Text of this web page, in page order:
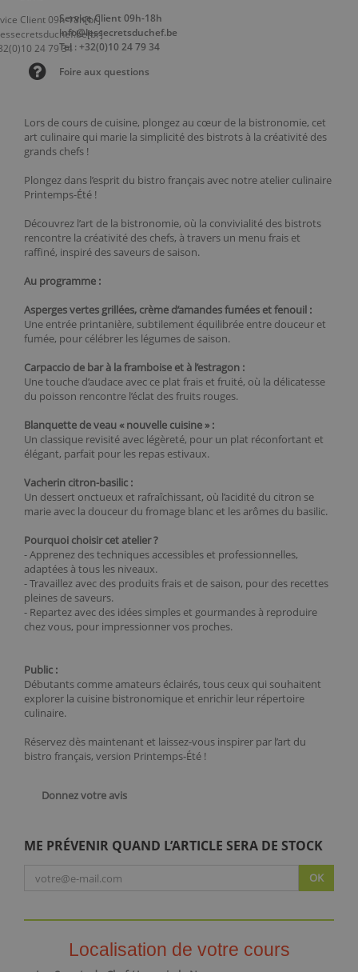
Lors de cours de cuisine, plongez au cœur de la bistronomie, cet
art culinaire qui marie la simplicité des bistrots à la créativité des
grands chefs !
Plongez dans l’esprit du bistro français avec notre atelier culinaire
Printemps-Été !
Découvrez l’art de la bistronomie, où la convivialité des bistrots
rencontre la créativité des chefs, à travers un menu frais et
raffiné, inspiré des saveurs de saison.
Au programme :
Asperges vertes grillées, crème d’amandes fumées et fenouil :
Une entrée printanière, subtilement équilibrée entre douceur et
fumée, pour célébrer les légumes de saison.
Carpaccio de bar à la framboise et à l’estragon :
Une touche d’audace avec ce plat frais et fruité, où la délicatesse
du poisson rencontre l’éclat des fruits rouges.
Blanquette de veau « nouvelle cuisine » :
Un classique revisité avec légèreté, pour un plat réconfortant et
élégant, parfait pour les repas estivaux.
Vacherin citron-basilic :
Un dessert onctueux et rafraîchissant, où l’acidité du citron se
marie avec la douceur du fromage blanc et les arômes du basilic.
Pourquoi choisir cet atelier ?
- Apprenez des techniques accessibles et professionnelles,
adaptées à tous les niveaux.
- Travaillez avec des produits frais et de saison, pour des recettes
pleines de saveurs.
- Repartez avec des idées simples et gourmandes à reproduire
chez vous, pour impressionner vos proches.
Public :
Débutants comme amateurs éclairés, tous ceux qui souhaitent
explorer la cuisine bistronomique et enrichir leur répertoire
culinaire.
Réservez dès maintenant et laissez-vous inspirer par l’art du
bistro français, version Printemps-Été !
Donnez votre avis
ME PRÉVENIR QUAND L’ARTICLE SERA DE STOCK
OK
Service Client 09h-18h
info@lessecretsduchef.be
Tel : +32(0)10 24 79 34
Foire aux questions
Localisation de votre cours